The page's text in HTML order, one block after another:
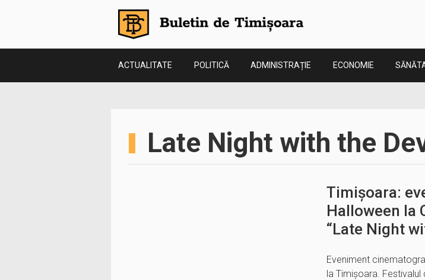
ACTUALITATE POLITICĂ ADMINISTRAȚIE ECONOMIE
Late Night with the
Timișoara:
Halloween la
“Late Night
Eveniment
la Timișoara.